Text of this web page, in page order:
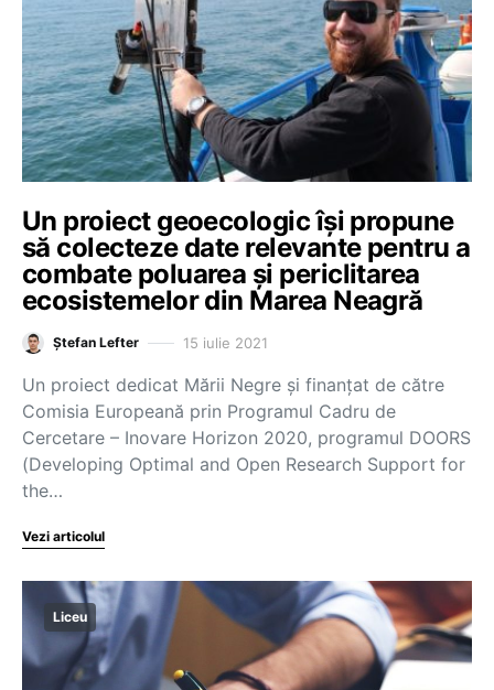
Un proiect geoecologic își propune
să colecteze date relevante pentru a
combate poluarea și periclitarea
ecosistemelor din Marea Neagră
Ștefan Lefter 15 iulie 2021
Un proiect dedicat Mării Negre și finanțat de către
Comisia Europeană prin Programul Cadru de
Cercetare – Inovare Horizon 2020, programul DOORS
(Developing Optimal and Open Research Support for
the…
Vezi articolul
Liceu